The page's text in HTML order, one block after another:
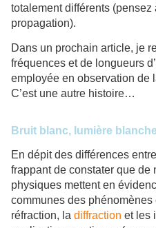
totalement différents
propagation).
Dans un prochain article, je
fréquences et de longueurs
employée en observation de
C’est une autre histoire…
Bruit blanc, lumière
En dépit des différences
frappant de constater que de
physiques mettent en
communes des
réfraction, la diffraction et les